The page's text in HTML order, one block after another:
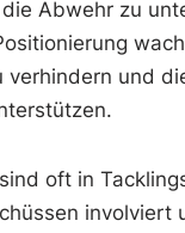
Abwehr zu
verhindern und
oft in
involviert